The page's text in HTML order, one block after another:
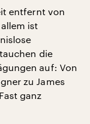
entfernt von
ist
die
auf: Von
zu James
ganz